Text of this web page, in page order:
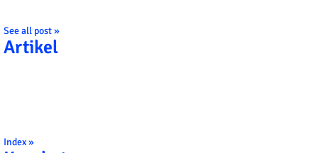
See all post »
Artikel
Index »